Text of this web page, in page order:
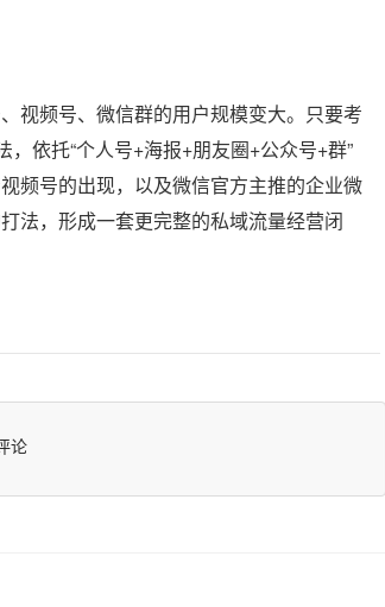
视频号、微信群的用户规模变大。只要考
依托“个人号+海报+朋友圈+公众号+群”
频号的出现，以及微信官方主推的企业微
法，形成一套更完整的私域流量经营闭
论